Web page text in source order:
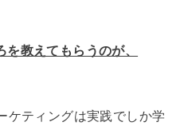
教えてもらうのが、
ケティングは実践でしか学